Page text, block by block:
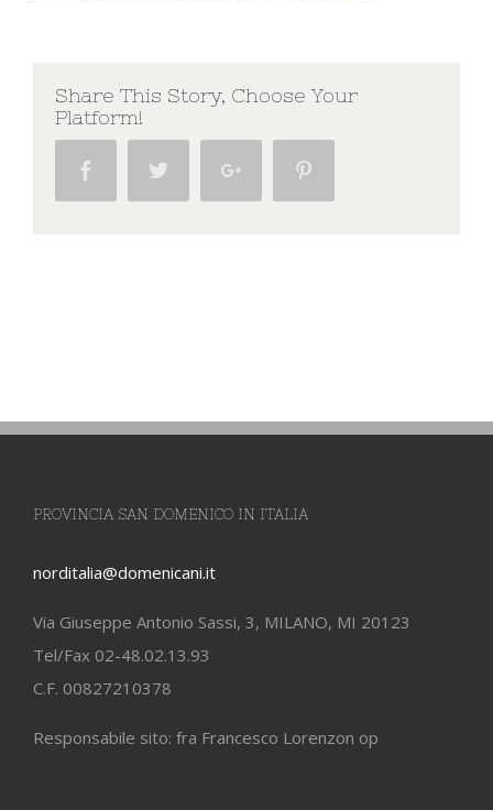
Share This Story, Choose Your
Platform!
Facebook Twitter Google+
PROVINCIA SAN DOMENICO IN ITALIA
norditalia@domenicani.it
Via Giuseppe Antonio Sassi, 3, MILANO, MI 20123
Tel/Fax 02-48.02.13.93
C.F. 00827210378
Responsabile sito: fra Francesco Lorenzon op